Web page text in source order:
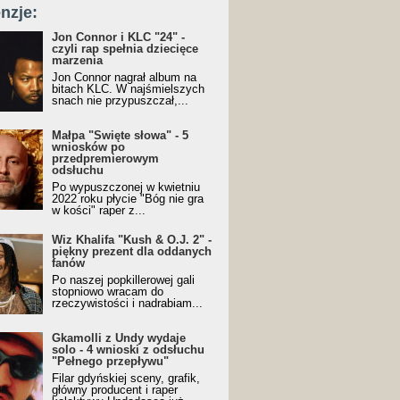
Jon Connor i KLC "24" -
czyli rap spełnia dziecięce
marzenia
Jon Connor nagrał album na
bitach KLC. W najśmielszych
snach nie przypuszczał,...
Małpa "Święte słowa" - 5
wniosków po
przedpremierowym
odsłuchu
Po wypuszczonej w kwietniu
2022 roku płycie "Bóg nie gra
w kości" raper z...
Wiz Khalifa "Kush & O.J. 2" -
piękny prezent dla oddanych
fanów
Po naszej popkillerowej gali
stopniowo wracam do
rzeczywistości i nadrabiam...
Gkamolli z Undy wydaje
solo - 4 wnioski z odsłuchu
"Pełnego przepływu"
Filar gdyńskiej sceny, grafik,
główny producent i raper